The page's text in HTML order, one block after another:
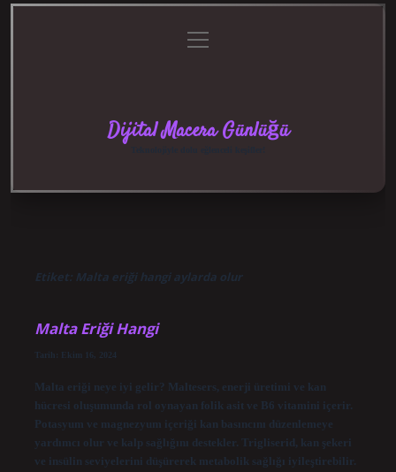
menüyü
aç
Dijital Macera Günlüğü
Etiket: Malta eriği hangi aylarda olur
Malta Eriği Hangi
Tarih: Ekim 16, 2024
Malta eriği neye iyi gelir? Maltesers, enerji üretimi ve kan
hücresi oluşumunda rol oynayan folik asit ve B6 vitamini içerir.
Potasyum ve magnezyum içeriği kan basıncını düzenlemeye
yardımcı olur ve kalp sağlığını destekler. Trigliserid, kan şekeri
ve insülin seviyelerini düşürerek metabolik sağlığı iyileştirebilir.